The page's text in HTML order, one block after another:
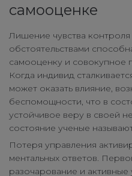
самооценке
Лишение чувства
обстоятельствами
самооценку и совокупное
Когда индивид
может оказать влияние,
беспомощности, что в
устойчивое веру в своей
состояние ученые
Потеря управления
ментальных ответов.
разочарование и активные
Strictly Necessary Cookies
Performance Cookies
Functional Cookies